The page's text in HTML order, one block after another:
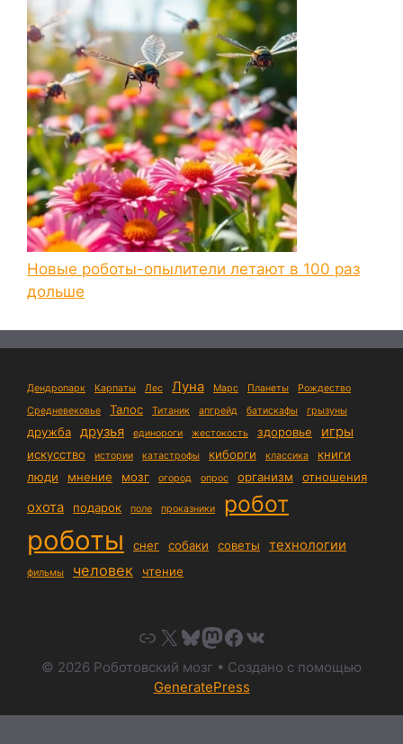
Новые роботы-опылители летают в 100 раз
дольше
Дендропарк Карпаты Лес Луна Марс Планеты
Рождество
Средневековье
Талос Титаник апгрейд батискафы грызуны
дружба друзья единороги жестокость здоровье игры
искусство истории катастрофы киборги классика
книги
люди
мнение мозг огород опрос организм отношения
охота подарок поле проказники робот
роботы снег собаки советы технологии
фильмы человек чтение
Link
X Bluesky
Mastodon
Facebook
VK
© 2026 Роботовский мозг • Создано с помощью
GeneratePress